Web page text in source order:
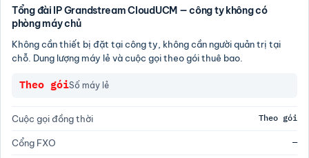
Tổng đài IP Grandstream CloudUCM — công ty không có
phòng máy chủ
Không cần thiết bị đặt tại công ty, không cần người quản trị tại
chỗ. Dung lượng máy lẻ và cuộc gọi theo gói thuê bao.
Theo góiSố máy lẻ
Cuộc gọi đồng thời Theo gói
Cổng FXO —